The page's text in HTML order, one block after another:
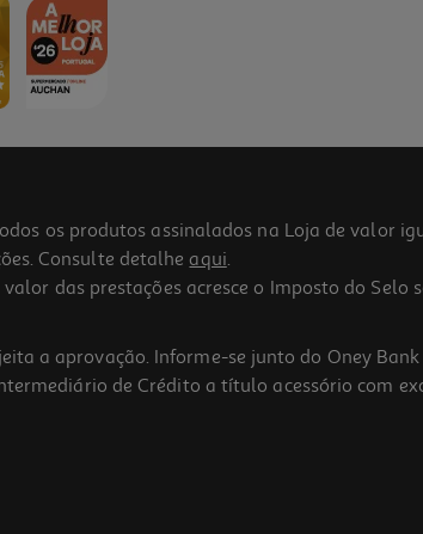
os produtos assinalados na Loja de valor
Consulte detalhe aqui.
das prestações acresce o Imposto do Selo
a aprovação. Informe-se junto do Oney
de Crédito a título acessório com